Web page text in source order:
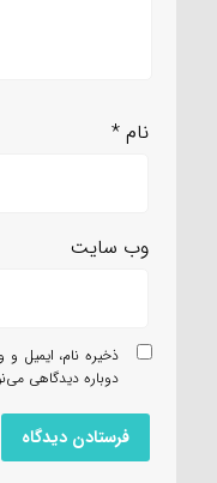
نام*
وب‌ سایت
ذخیره نام، ایمیل
دوباره دیدگاهی